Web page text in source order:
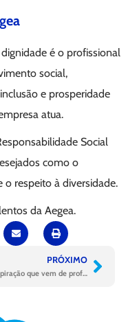
é o profissional
social,
e prosperidade
atua.
Social
como o
respeito à diversidade.
da Aegea.
PRÓXIMO
A inspiração que vem de profissionais além da conta